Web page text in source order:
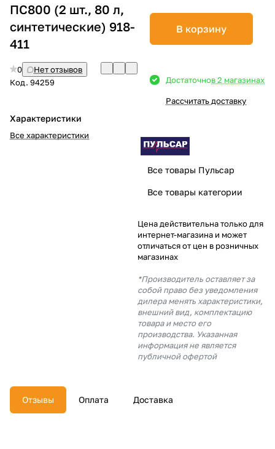
ПС800 (2 шт., 80 л,
синтетические) 918-
411
0
Нет отзывов
Код. 94259
Характеристики
Все характеристики
В корзину
Достаточнов 2 магазинах
Рассчитать доставку
Все товары Пульсар
Все товары категории
Цена действительна только для
интернет-магазина и может
отличаться от цен в розничных
магазинах
*Производитель оставляет за
собой право без уведомления
дилера менять характеристики,
внешний вид, комплектацию
товара и место его
производства. Указанная
информация не является
публичной офертой
Отзывы Оплата Доставка
Сегодня
Добавляйте товары
Оплачивайте сегодня только
% картой любого банка
% будут
с вашей карты